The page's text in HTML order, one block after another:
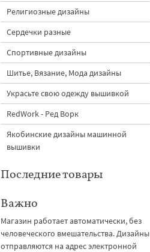
| В корзину
Религиозные дизайны
Сердечки разные
Спортивные дизайны
Шитье, Вязание, Мода дизайны
Украсьте свою одежду вышивкой
RedWork - Ред Ворк
Якобинские дизайны машинной
вышивки
Последние товары
Важно
Магазин работает автоматически, без
человеческого вмешательства. Дизайны
отправляются на адрес электронной